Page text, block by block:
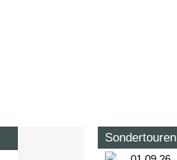
Sondertouren